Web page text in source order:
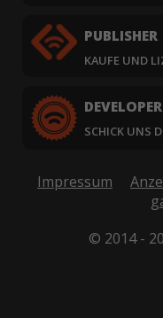
PUBLISHER
KAUFE UND
DEVELOPER
SCHICK UNS
Impressum
© 2014 -